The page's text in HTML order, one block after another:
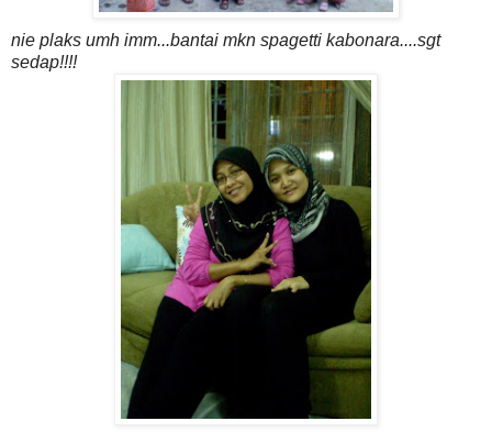
nie plaks umh imm...bantai mkn spagetti kabonara....sgt
sedap!!!!